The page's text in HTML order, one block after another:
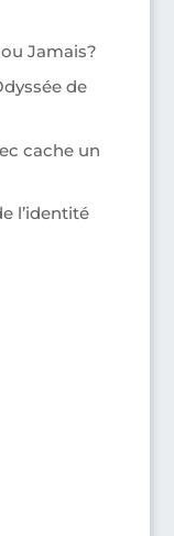
Jamais?
de
cache un
l’identité